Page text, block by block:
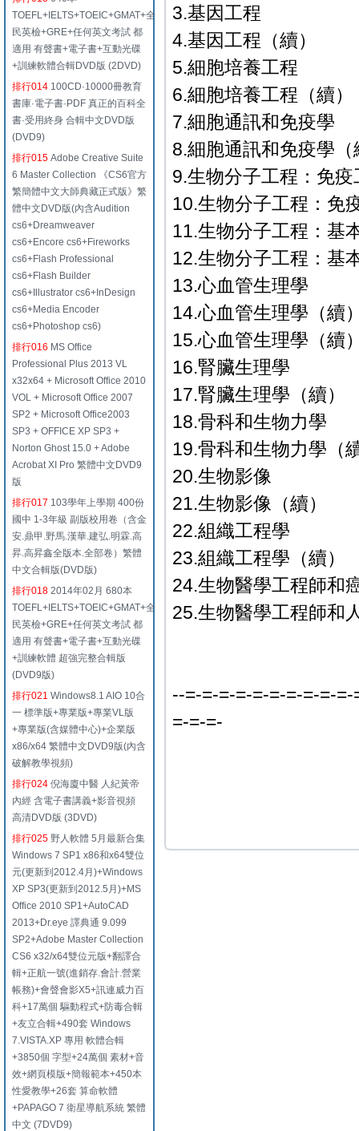
TOEFL+IELTS+TOEIC+GMAT+全
民英檢+GRE+任何英文考試 都
適用 有聲書+電子書+互動光碟
+訓練軟體合輯DVD版 (2DVD)
排行014 100CD·10000冊教育
書庫·電子書·PDF 真正的百科全
書·受用終身 合輯中文DVD版
(DVD9)
排行015 Adobe Creative Suite
6 Master Collection 《CS6官方
繁簡體中文大師典藏正式版》繁
體中文DVD版(內含Audition
cs6+Dreamweaver
cs6+Encore cs6+Fireworks
cs6+Flash Professional
cs6+Flash Builder
cs6+Illustrator cs6+InDesign
cs6+Media Encoder
cs6+Photoshop cs6)
排行016 MS Office
Professional Plus 2013 VL
x32x64 + Microsoft Office 2010
VOL + Microsoft Office 2007
SP2 + Microsoft Office2003
SP3 + OFFICE XP SP3 +
Norton Ghost 15.0 + Adobe
Acrobat XI Pro 繁體中文DVD9
版
排行017 103學年上學期 400份
國中 1-3年級 副版校用卷（含金
安.鼎甲.野馬.漢華.建弘.明霖.高
昇.高昇鑫全版本.全部卷）繁體
中文合輯版(DVD版)
排行018 2014年02月 680本
TOEFL+IELTS+TOEIC+GMAT+全
民英檢+GRE+任何英文考試 都
適用 有聲書+電子書+互動光碟
+訓練軟體 超強完整合輯版
(DVD9版)
排行021 Windows8.1 AIO 10合
一 標準版+專業版+專業VL版
+專業版(含媒體中心)+企業版
x86/x64 繁體中文DVD9版(內含
破解教學視頻)
排行024 倪海廈中醫 人紀黃帝
內經 含電子書講義+影音視頻
高清DVD版 (3DVD)
排行025 野人軟體 5月最新合集
Windows 7 SP1 x86和x64雙位
元(更新到2012.4月)+Windows
XP SP3(更新到2012.5月)+MS
Office 2010 SP1+AutoCAD
2013+Dr.eye 譯典通 9.099
SP2+Adobe Master Collection
CS6 x32/x64雙位元版+翻譯合
輯+正航一號(進銷存.會計.營業
帳務)+會聲會影X5+訊連威力百
科+17萬個 驅動程式+防毒合輯
+友立合輯+490套 Windows
7.VISTA.XP 專用 軟體合輯
+3850個 字型+24萬個 素材+音
效+網頁模版+簡報範本+450本
性愛教學+26套 算命軟體
+PAPAGO 7 衛星導航系統 繁體
中文 (7DVD9)
3.基因工程
4.基因工程（續）
5.細胞培養工程
6.細胞培養工程（續）
7.細胞通訊和免疫學
8.細胞通訊和免疫學（
9.生物分子工程：免疫
10.生物分子工程：免
11.生物分子工程：基
12.生物分子工程：基
13.心血管生理學
14.心血管生理學（續
15.心血管生理學（續
16.腎臟生理學
17.腎臟生理學（續）
18.骨科和生物力學
19.骨科和生物力學（
20.生物影像
21.生物影像（續）
22.組織工程學
23.組織工程學（續）
24.生物醫學工程師和
25.生物醫學工程師和
--=-=-=-=-=-=-=-=-=-
=-=-=-